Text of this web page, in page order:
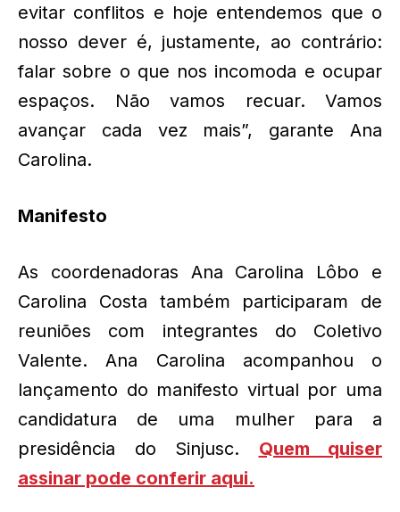
evitar conflitos e hoje entendemos que o
nosso dever é, justamente, ao contrário:
falar sobre o que nos incomoda e ocupar
espaços. Não vamos recuar. Vamos
avançar cada vez mais”, garante Ana
Carolina.
Manifesto
As coordenadoras Ana Carolina Lôbo e
Carolina Costa também participaram de
reuniões com integrantes do Coletivo
Valente. Ana Carolina acompanhou o
lançamento do manifesto virtual por uma
candidatura de uma mulher para a
presidência do Sinjusc. Quem quiser
assinar pode conferir aqui.